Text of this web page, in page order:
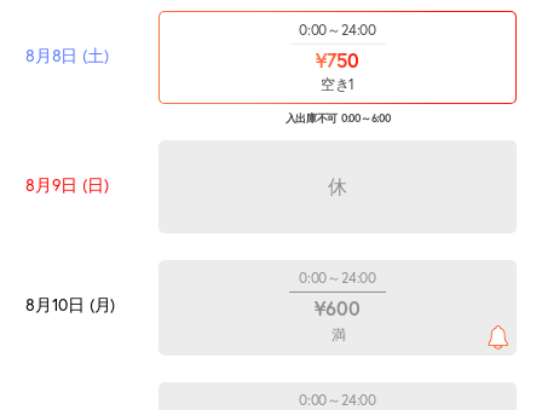
8月8日 (土)
0:00～24:00
¥750
空き1
入出庫不可 0:00～6:00
8月9日 (日) 休
8月10日 (月)
0:00～24:00
¥600
満
0:00～24:00